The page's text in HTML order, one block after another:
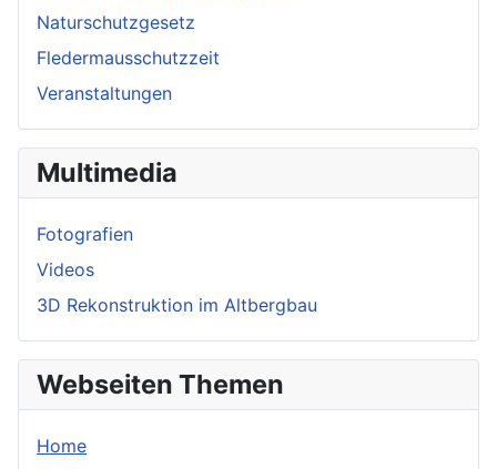
Naturschutzgesetz
Fledermausschutzzeit
Veranstaltungen
Multimedia
Fotografien
Videos
3D Rekonstruktion im Altbergbau
Webseiten Themen
Home